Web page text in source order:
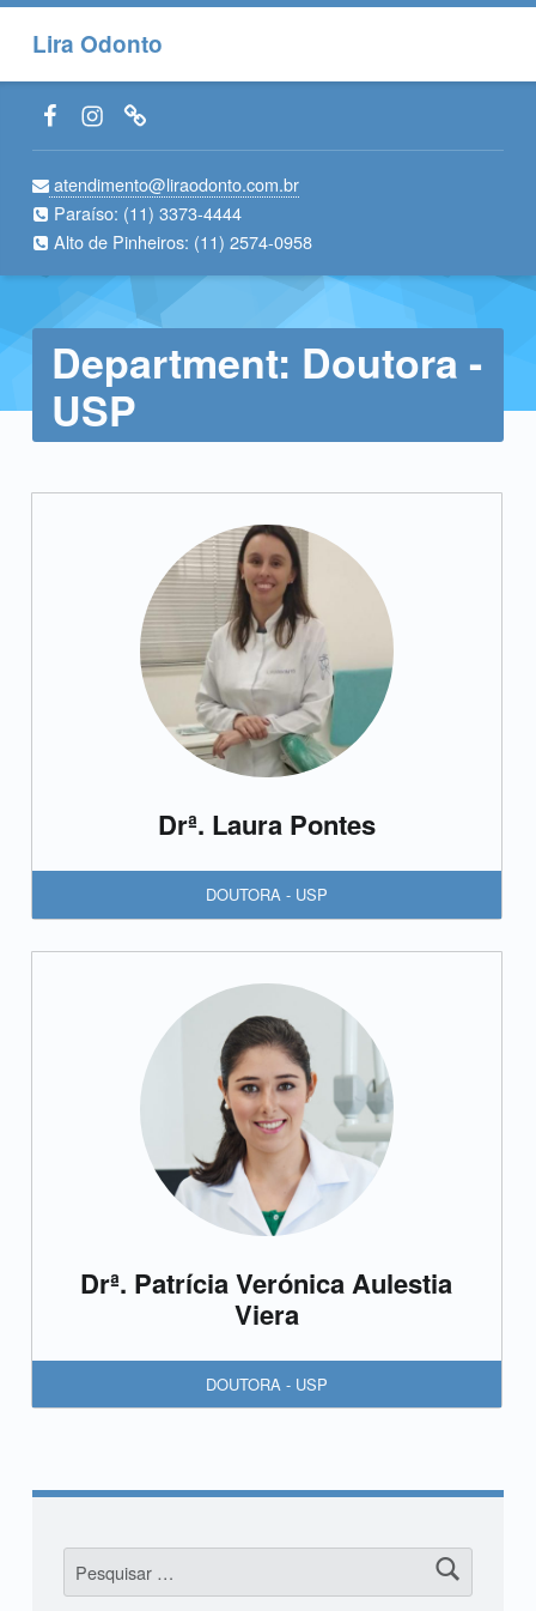
Lira Odonto
Facebook LiraOdonto
Instagram LiraOdonto
Site LiraOdonto
atendimento@liraodonto.com.br
Paraíso: (11) 3373-4444
Alto de Pinheiros: (11) 2574-0958
Department: Doutora -
USP
Drª. Laura Pontes
DOUTORA - USP
Drª. Patrícia Verónica Aulestia
Viera
DOUTORA - USP
Pesquisar por: